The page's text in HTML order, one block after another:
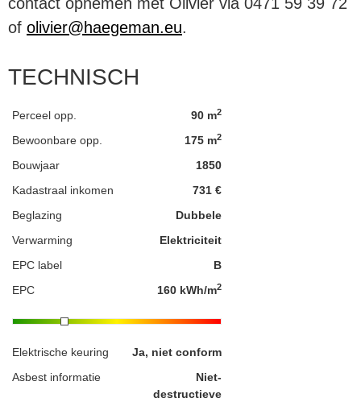
of olivier@haegeman.eu.
TECHNISCH
Perceel opp. 90 m2
Bewoonbare opp. 175 m2
Bouwjaar
1850
Kadastraal inkomen
731 €
Beglazing
Dubbele
Verwarming
Elektriciteit
EPC label
B
EPC
160 kWh/m2
Elektrische keuring
Ja, niet conform
Asbest informatie
Niet-
destructieve